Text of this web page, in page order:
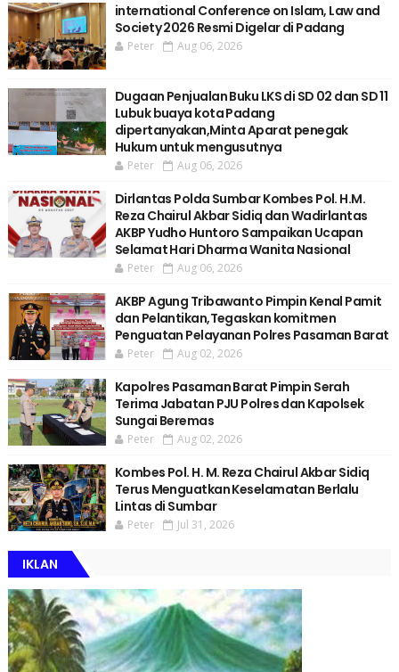
international Conference on Islam, Law and
Society 2026 Resmi Digelar di Padang
Peter Aug 06, 2026
Dugaan Penjualan Buku LKS di SD 02 dan SD 11
Lubuk buaya kota Padang
dipertanyakan,Minta Aparat penegak
Hukum untuk mengusutnya
Peter Aug 06, 2026
Dirlantas Polda Sumbar Kombes Pol. H.M.
Reza Chairul Akbar Sidiq dan Wadirlantas
AKBP Yudho Huntoro Sampaikan Ucapan
Selamat Hari Dharma Wanita Nasional
Peter Aug 06, 2026
AKBP Agung Tribawanto Pimpin Kenal Pamit
dan Pelantikan,Tegaskan komitmen
Penguatan Pelayanan Polres Pasaman Barat
Peter Aug 02, 2026
Kapolres Pasaman Barat Pimpin Serah
Terima Jabatan PJU Polres dan Kapolsek
Sungai Beremas
Peter Aug 02, 2026
Kombes Pol. H. M. Reza Chairul Akbar Sidiq
Terus Menguatkan Keselamatan Berlalu
Lintas di Sumbar
Peter Jul 31, 2026
IKLAN